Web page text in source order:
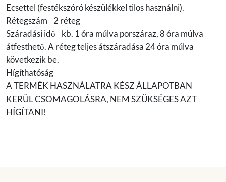
Ecsettel (festékszóró készülékkel tilos használni).
Rétegszám 2 réteg
Száradási idő kb. 1 óra múlva porszáraz, 8 óra múlva
átfesthető. A réteg teljes átszáradása 24 óra múlva
következik be.
Hígíthatóság
A TERMÉK HASZNÁLATRA KÉSZ ÁLLAPOTBAN
KERÜL CSOMAGOLÁSRA, NEM SZÜKSÉGES AZT
HÍGÍTANI!